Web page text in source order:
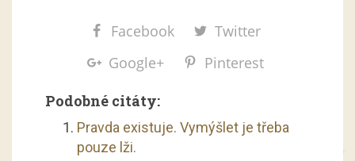
Facebook
Twitter
Google+
Pinterest
Podobné citáty:
Pravda existuje. Vymýšlet je třeba
pouze lži.